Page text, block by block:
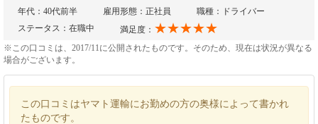
年代：40代前半
雇用形態：正社員
職種：ドライバー
ステータス：在職中
満足度： ★★★★★
※この口コミは、2017/11に公開されたものです。そのため、現在は状況が異なる
場合がございます。
この口コミはヤマト運輸にお勤めの方の奥様によって書かれ
たものです。